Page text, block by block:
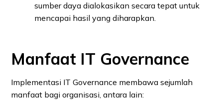
sumber daya dialokasikan secara tepat untuk
mencapai hasil yang diharapkan.
Manfaat IT Governance
Implementasi IT Governance membawa sejumlah
manfaat bagi organisasi, antara lain: